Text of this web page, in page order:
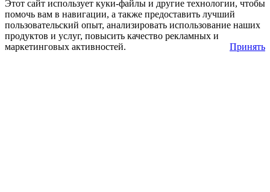
Этот сайт использует куки-файлы и другие технологии, чтобы
помочь вам в навигации, а также предоставить лучший
пользовательский опыт, анализировать использование наших
продуктов и услуг, повысить качество рекламных и
маркетинговых активностей.
Принять